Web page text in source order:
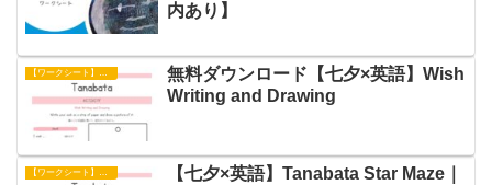
内あり】
【ワークシート】アクティビティ
無料ダウンロード【七夕×英語】Wish
Writing and Drawing
【ワークシート】アクティビティ
【七夕×英語】Tanabata Star Maze｜